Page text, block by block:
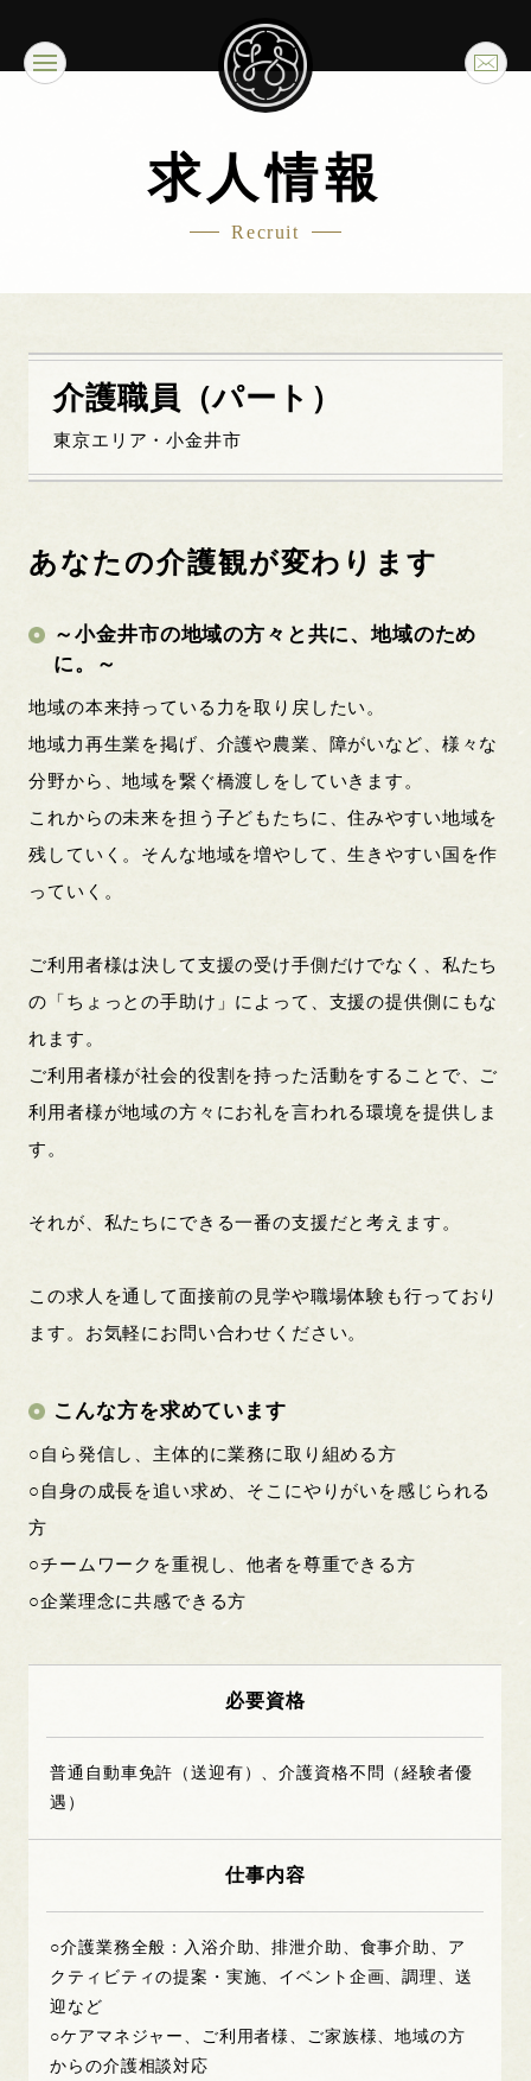
求人情報
Recruit
介護職員（パート）
東京エリア・小金井市
あなたの介護観が変わります
～小金井市の地域の方々と共に、地域のため
に。～
地域の本来持っている力を取り戻したい。
地域力再生業を掲げ、介護や農業、障がいなど、様々な
分野から、地域を繋ぐ橋渡しをしていきます。
これからの未来を担う子どもたちに、住みやすい地域を
残していく。そんな地域を増やして、生きやすい国を作
っていく。
ご利用者様は決して支援の受け手側だけでなく、私たち
の「ちょっとの手助け」によって、支援の提供側にもな
れます。
ご利用者様が社会的役割を持った活動をすることで、ご
利用者様が地域の方々にお礼を言われる環境を提供しま
す。
それが、私たちにできる一番の支援だと考えます。
この求人を通して面接前の見学や職場体験も行っており
ます。お気軽にお問い合わせください。
こんな方を求めています
○自ら発信し、主体的に業務に取り組める方
○自身の成長を追い求め、そこにやりがいを感じられる
方
○チームワークを重視し、他者を尊重できる方
○企業理念に共感できる方
必要資格
普通自動車免許（送迎有）、介護資格不問（経験者優
遇）
仕事内容
○介護業務全般：入浴介助、排泄介助、食事介助、ア
クティビティの提案・実施、イベント企画、調理、送
迎など
○ケアマネジャー、ご利用者様、ご家族様、地域の方
からの介護相談対応